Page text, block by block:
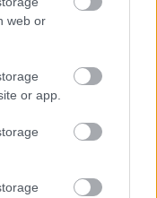
web or
or app.